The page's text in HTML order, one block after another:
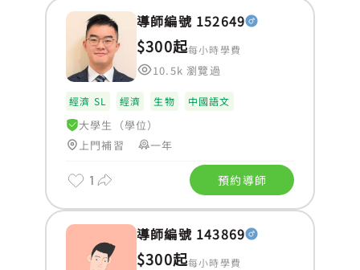
導師編號 152649
$300起每小時學費
10.5k 瀏覽過
經濟 SL 經濟 生物 中國語文
大學生（學位）
上門補習
一年
1 預約導師
導師編號 143869
$300起每小時學費